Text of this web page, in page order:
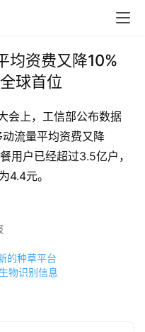
均资费又降10%
球首位
会上，工信部公布数据
流量平均资费又降
用户已经超过3.5亿户，
4.4元。
的种草平台
物识别信息